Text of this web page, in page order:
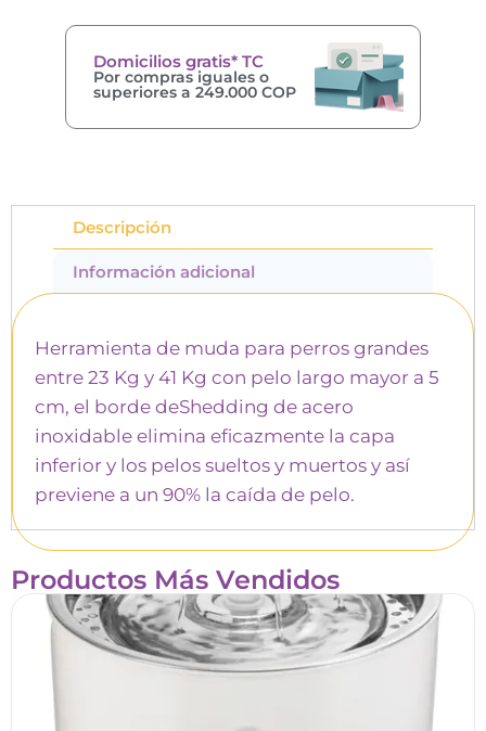
Domicilios gratis* TC
Por compras iguales o
superiores a 249.000 COP
Descripción
Información adicional
Herramienta de muda para perros grandes
entre 23 Kg y 41 Kg con pelo largo mayor a 5
cm, el borde deShedding de acero
inoxidable elimina eficazmente la capa
inferior y los pelos sueltos y muertos y así
previene a un 90% la caída de pelo.
Productos Más Vendidos